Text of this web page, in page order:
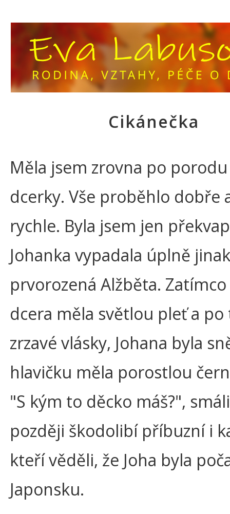
Cikánečka
Měla jsem zrovna po
dcerky. Vše proběhlo dobře
rychle. Byla jsem jen
Johanka vypadala úplně
prvorozená Alžběta.
dcera měla světlou pleť a
zrzavé vlásky, Johana byla
hlavičku měla porostlou
"S kým to děcko máš?",
později škodolibí příbuzní i
kteří věděli, že Joha byla
Japonsku.